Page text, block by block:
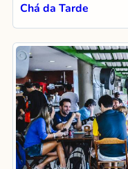
Chá da Tarde